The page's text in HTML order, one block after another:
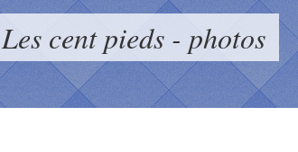
Les cent pieds - photos